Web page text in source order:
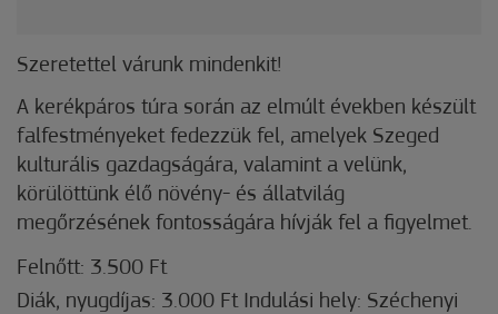
Szeretettel várunk mindenkit!
A kerékpáros túra során az elmúlt években készült
falfestményeket fedezzük fel, amelyek Szeged
kulturális gazdagságára, valamint a velünk,
körülöttünk élő növény- és állatvilág
megőrzésének fontosságára hívják fel a figyelmet.
Felnőtt: 3.500 Ft
Diák, nyugdíjas: 3.000 Ft Indulási hely: Széchenyi